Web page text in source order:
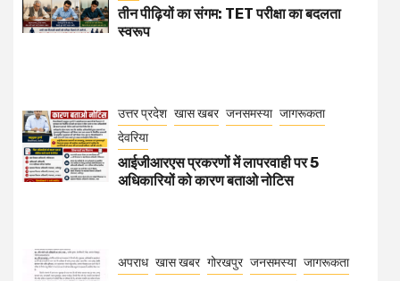
तीन पीढ़ियों का संगम: TET परीक्षा का बदलता
स्वरूप
उत्तर प्रदेश खास खबर जनसमस्या जागरूकता
देवरिया
आईजीआरएस प्रकरणों में लापरवाही पर 5
अधिकारियों को कारण बताओ नोटिस
अपराध खास खबर गोरखपुर जनसमस्या जागरूकता